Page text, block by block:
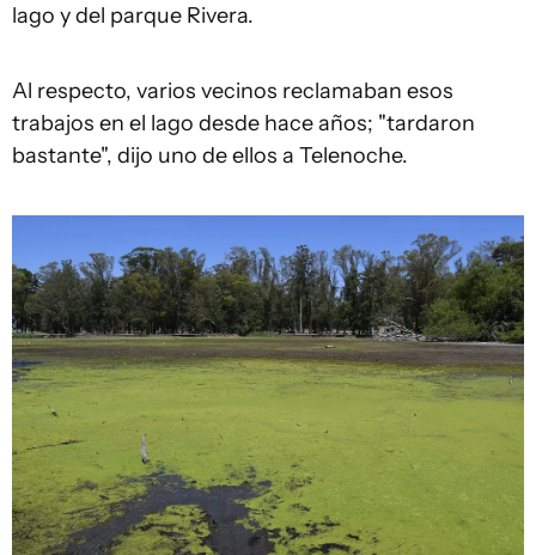
lago y del parque Rivera.
Al respecto, varios vecinos reclamaban esos
trabajos en el lago desde hace años; "tardaron
bastante", dijo uno de ellos a Telenoche.